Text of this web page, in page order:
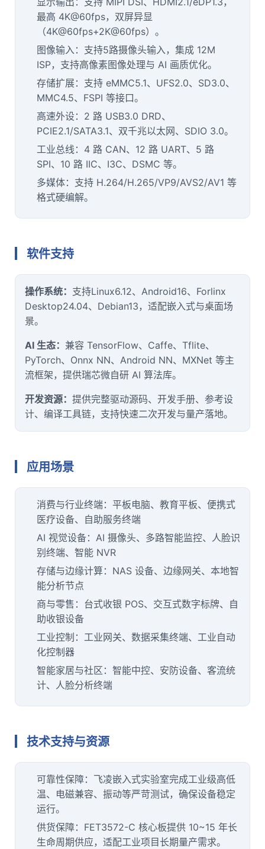
最高 4K@60fps，双屏异显
（4K@60fps+2K@60fps）。
图像输入：支持5路摄像头输入，集成 12M
ISP，支持高像素图像处理与 AI 画质优化。
存储扩展：支持 eMMC5.1、UFS2.0、SD3.0、
MMC4.5、FSPI 等接口。
高速外设：2 路 USB3.0 DRD、
PCIE2.1/SATA3.1、双千兆以太网、SDIO 3.0。
工业总线：4 路 CAN、12 路 UART、5 路
SPI、10 路 IIC、I3C、DSMC 等。
多媒体：支持 H.264/H.265/VP9/AVS2/AV1 等
格式硬编解。
软件支持
操作系统： 支持Linux6.12、Android16、Forlinx
Desktop24.04、Debian13，适配嵌入式与桌面场
景。
AI 生态： 兼容 TensorFlow、Caffe、Tflite、
PyTorch、Onnx NN、Android NN、MXNet 等主
流框架，提供瑞芯微自研 AI 算法库。
开发资源： 提供完整驱动源码、开发手册、参考设
计、编译工具链，支持快速二次开发与量产落地。
应用场景
消费与行业终端：平板电脑、教育平板、便携式
医疗设备、自助服务终端
AI 视觉设备：AI 摄像头、多路智能监控、 人脸识
别 终端、智能 NVR
存储与边缘计算：NAS 设备、 边缘网关、本地智
能分析节点
商与零售：台式收银 POS、交互式数字标牌、自
助收银设备
工业控制： 工业网关、数据采集终端、工业自动
化控制器
智能家居与社区：智能中控、 安防设备、客流统
计、人脸分析终端
技术支持与资源
可靠性保障：飞凌嵌入式实验室完成工业级高低
温、电磁兼容、振动等严苛测试，确保设备稳定
运行。
供货保障：FET3572-C 核心板提供 10~15 年长
生命周期供应，适配工业项目长期量产需求。